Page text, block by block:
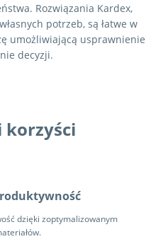
Rozwiązania Kardex,
potrzeb, są łatwe w
umożliwiającą usprawnienie
decyzji.
korzyści
dzięki zoptymalizowanym